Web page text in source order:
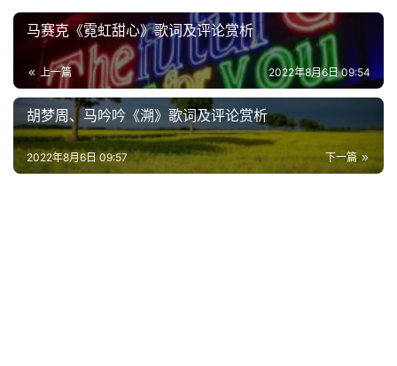
好
好
句
经
典
马赛克《霓虹甜心》歌词及评论赏析
上一篇 2022年8月6日 09:54
胡梦周、马吟吟《溯》歌词及评论赏析
下一篇
2022年8月6日 09:57